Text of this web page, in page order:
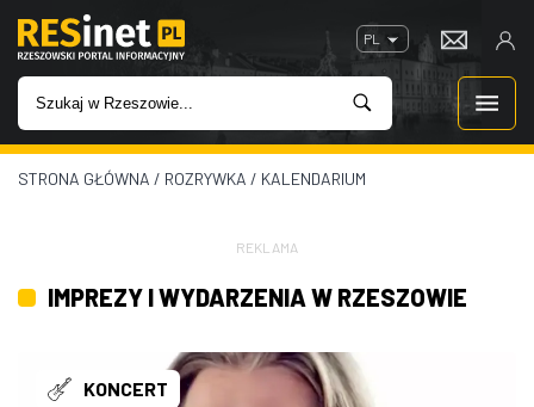
PL
WIADOMOŚCI
IMPREZY
ROZRYWKA
STRONA GŁÓWNA / ROZRYWKA / KALENDARIUM
REKLAMA
IMPREZY I WYDARZENIA W RZESZOWIE
KONCERT